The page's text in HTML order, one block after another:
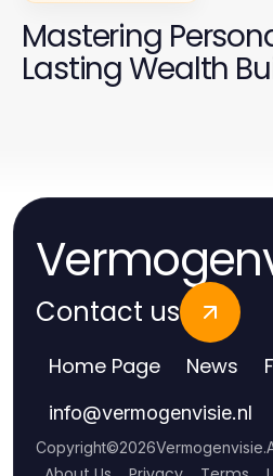
Mastering
Lasting Wealth
Contact us
Home Page News
info@vermogenvisie.nl
Copyright©2026Vermogenvisie.